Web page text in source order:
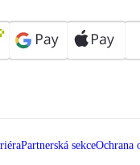
Partnerská sekceOchrana